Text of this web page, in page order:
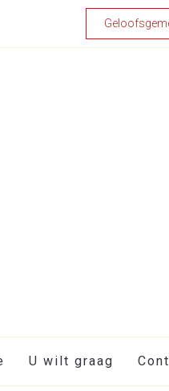
U wilt graag